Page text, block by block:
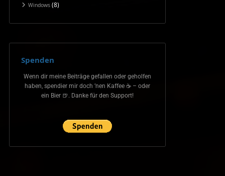
Windows(8)
Spenden
Wenn dir meine Beiträge gefallen oder geholfen
haben, spendier mir doch ’nen Kaffee ☕ – oder
ein Bier 🍺. Danke für den Support!